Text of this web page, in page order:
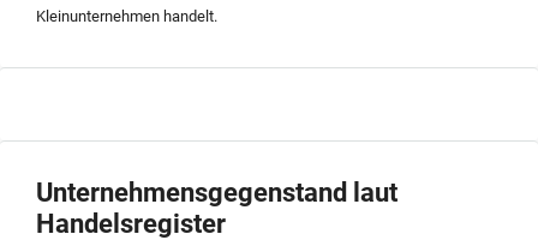
Kleinunternehmen handelt.
Unternehmensgegenstand laut
Handelsregister